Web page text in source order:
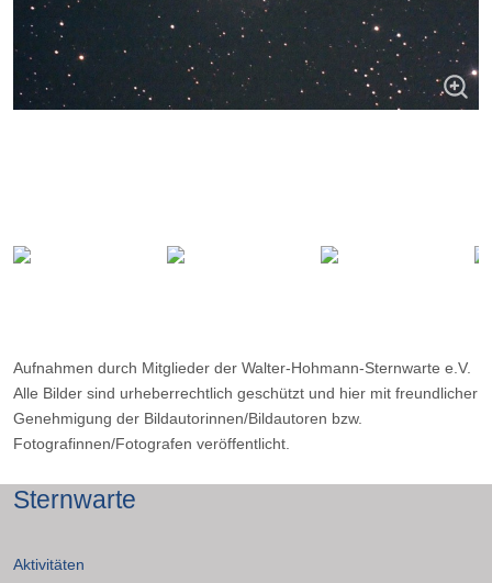
Aufnahmen durch Mitglieder der Walter-Hohmann-Sternwarte e.V.
Alle Bilder sind urheberrechtlich geschützt und hier mit freundlicher
Genehmigung der Bildautorinnen/Bildautoren bzw.
Fotografinnen/Fotografen veröffentlicht.
Sternwarte
Aktivitäten